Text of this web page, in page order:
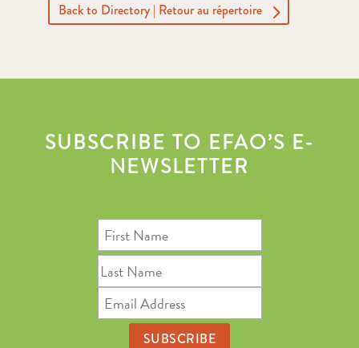
Back to Directory | Retour au répertoire
SUBSCRIBE TO EFAO’S E-
NEWSLETTER